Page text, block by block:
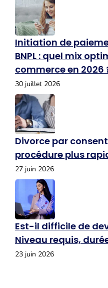
Initiation de
BNPL : quel mix
commerce en 2026
30 juillet 2026
Divorce par
procédure plus
27 juin 2026
Est-il difficile de
Niveau requis,
23 juin 2026